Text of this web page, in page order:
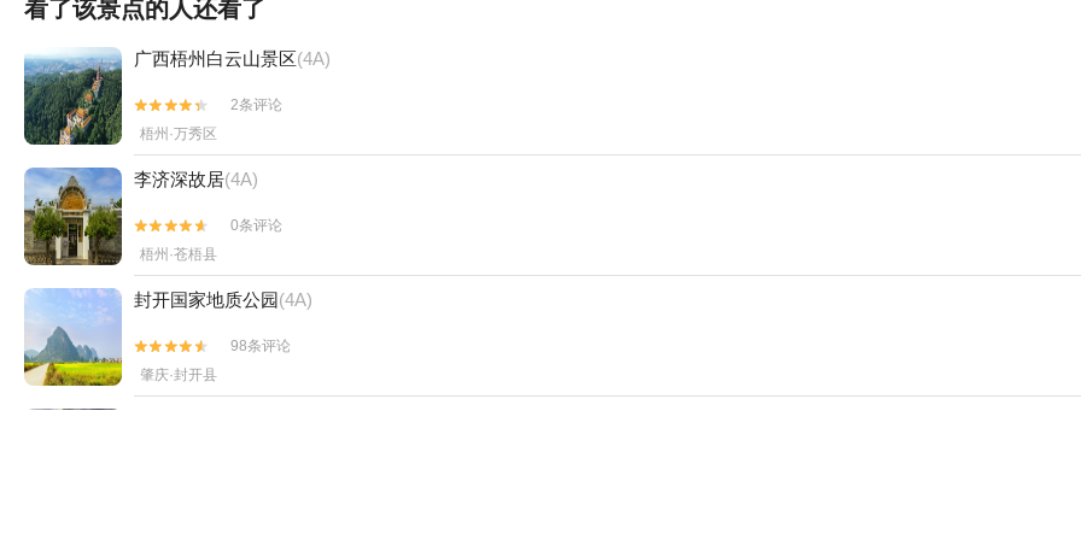
看了该景点的人还看了
广西梧州白云山景区(4A)


2条评论
梧州·万秀区
李济深故居(4A)


0条评论
梧州·苍梧县
封开国家地质公园(4A)


98条评论
肇庆·封开县